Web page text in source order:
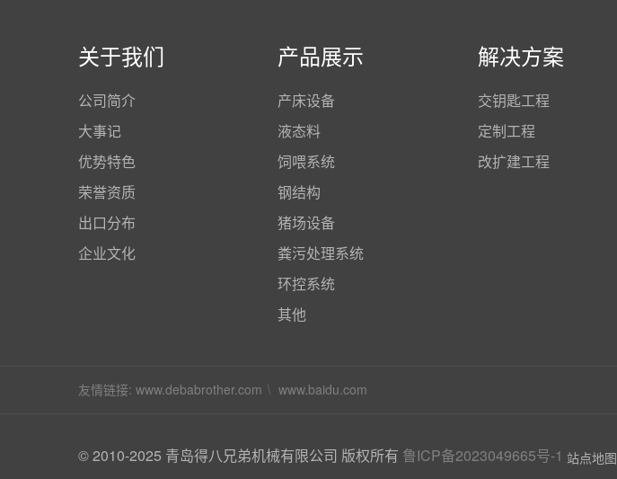
关于我们
公司简介
大事记
优势特色
荣誉资质
出口分布
企业文化
产品展示
产床设备
液态料
饲喂系统
钢结构
猪场设备
粪污处理系统
环控系统
其他
解决方案
交钥匙工程
定制工程
改扩建工程
友情链接: www.debabrother.com www.baidu.com
© 2010-2025 青岛得八兄弟机械有限公司 版权所有 鲁ICP备2023049665号-1 站点地图